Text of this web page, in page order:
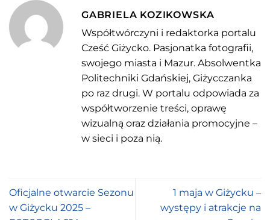
GABRIELA KOZIKOWSKA
Współtwórczyni i redaktorka portalu
Cześć Giżycko. Pasjonatka fotografii,
swojego miasta i Mazur. Absolwentka
Politechniki Gdańskiej, Giżycczanka
po raz drugi. W portalu odpowiada za
współtworzenie treści, oprawę
wizualną oraz działania promocyjne –
w sieci i poza nią.
Oficjalne otwarcie Sezonu
w Giżycku 2025 –
1 maja w Giżycku –
występy i atrakcje na